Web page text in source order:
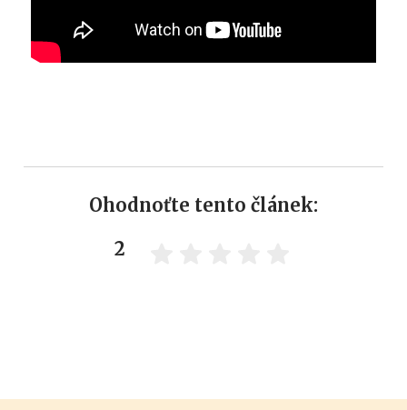
Ohodnoťte tento článek:
2